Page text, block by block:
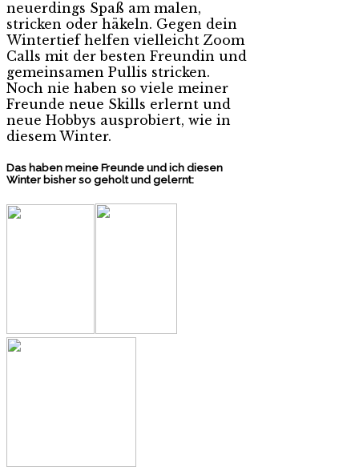
neuerdings Spaß am malen,
stricken oder häkeln. Gegen dein
Wintertief helfen vielleicht Zoom
Calls mit der besten Freundin und
gemeinsamen Pullis stricken.
Noch nie haben so viele meiner
Freunde neue Skills erlernt und
neue Hobbys ausprobiert, wie in
diesem Winter.
Das haben meine Freunde und ich diesen
Winter bisher so geholt und gelernt: